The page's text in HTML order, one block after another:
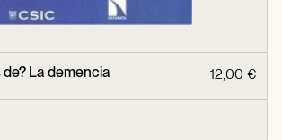
La demencia 12,00 €